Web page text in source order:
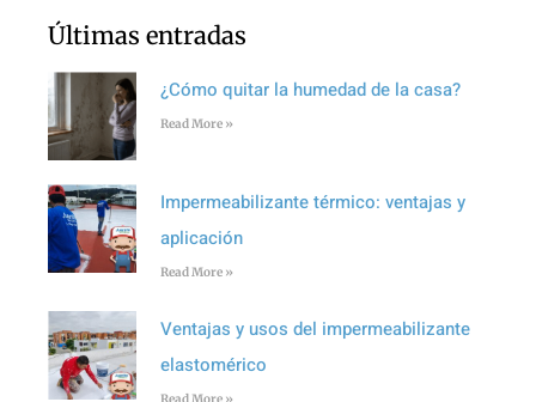
Últimas entradas
¿Cómo quitar la humedad de la casa?
Read More »
Impermeabilizante térmico: ventajas y
aplicación
Read More »
Ventajas y usos del impermeabilizante
elastomérico